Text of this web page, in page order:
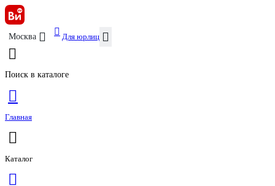
Москва Для юрлиц
Поиск в каталоге
Главная
Каталог